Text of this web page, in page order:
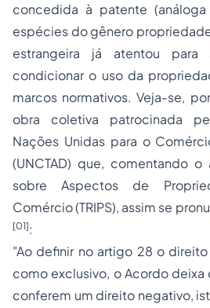
concedida à patente
espécies do gênero
estrangeira já atentou
condicionar o uso da
marcos normativos. Veja-se,
obra coletiva patrocinada
Nações Unidas para o
(UNCTAD) que, comentando
sobre Aspectos de
Comércio (TRIPS), assim se
[01]:
"Ao definir no artigo 28 o
como exclusivo, o Acordo
conferem um direito negativo,